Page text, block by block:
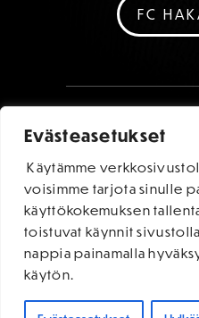
Evästeasetukset
Käytämme
voisimme tarjota sinulle
käyttökokemuksen
toistuvat käynnit
nappia painamalla
käytön.
FC